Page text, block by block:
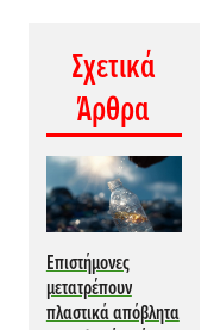
Σχετικά
Άρθρα
Επιστήμονες
μετατρέπουν
πλαστικά απόβλητα